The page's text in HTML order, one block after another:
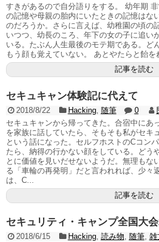
すきがあるので自分語りをする。 幼年期
の記憶や母親の胎内にいたときの記憶はな
のだろうか。さらに言えば、幼稚園の頃の
いつつ、幼長のころ、年下の女の子に追い
いる。たぶん人生最後のモテ期である。ど
もう顔も覚えていない。 あとやたらと飴
記事を読む
セキュキャン体験記に代えて
2018/8/22 Hacking, 随筆 0
セキュキャンから帰ってきた。合宿中にあ
を家族に話していたら、そもそも私がセキ
という話になった。セルフホストのCコン
たら、納得の行かない顔をしている。どう
とに価値を見いだせないようだ。無理もな
る「車輪の再発明」だと言われれば、少々
は、C...
記事を読む
セキュリティ・キャンプ全国大
2018/6/15 Hacking, 読み物, 随筆, 雑